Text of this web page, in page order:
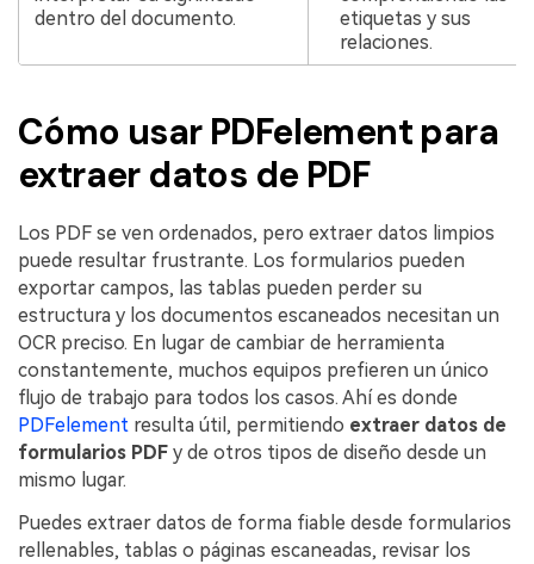
dentro del documento.
etiquetas y sus
relaciones.
Cómo usar PDFelement para
extraer datos de PDF
Los PDF se ven ordenados, pero extraer datos limpios
puede resultar frustrante. Los formularios pueden
exportar campos, las tablas pueden perder su
estructura y los documentos escaneados necesitan un
OCR preciso. En lugar de cambiar de herramienta
constantemente, muchos equipos prefieren un único
flujo de trabajo para todos los casos. Ahí es donde
PDFelement resulta útil, permitiendo extraer datos de
formularios PDF y de otros tipos de diseño desde un
mismo lugar.
Puedes extraer datos de forma fiable desde formularios
rellenables, tablas o páginas escaneadas, revisar los